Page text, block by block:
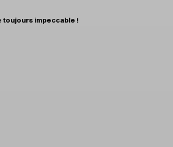
toujours impeccable !